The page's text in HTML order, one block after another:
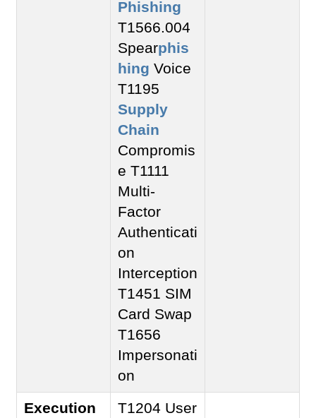
Phishing
T1566.004
Spearphis
hing Voice
T1195
Supply
Chain
Compromis
e T1111
Multi-
Factor
Authenticati
on
Interception
T1451 SIM
Card Swap
T1656
Impersonati
on
Execution
T1204 User